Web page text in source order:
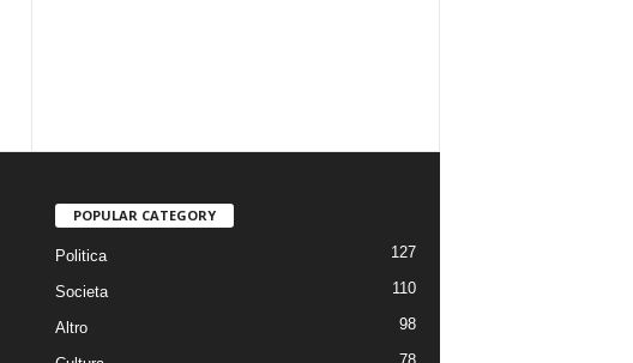
POPULAR CATEGORY
Politica 127
Societa 110
Altro 98